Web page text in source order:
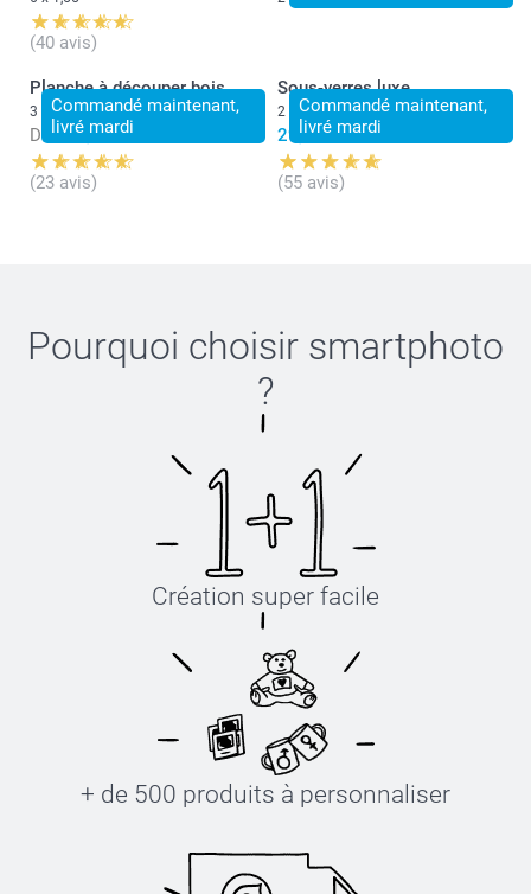
(40 avis)
Commandé maintenant,
livré mardi
Planche à découper bois
3 variantes
Dès 24,99
(23 avis)
Commandé maintenant,
livré mardi
Sous-verres luxe
2 variantes
29,99
(55 avis)
Pourquoi choisir smartphoto
?
Création super facile
+ de 500 produits à personnaliser